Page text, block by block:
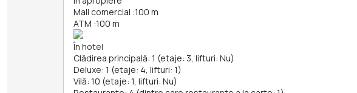
Mall comercial :100 m
ATM :100 m
În hotel
Clădirea principală: 1 (etaje: 3, lifturi: Nu)
Deluxe: 1 (etaje: 4, lifturi: 1)
Vilă: 10 (etaje: 1, lifturi: Nu)